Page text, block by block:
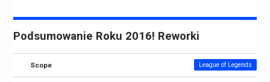
Podsumowanie Roku 2016! Reworki
Scope League of Legends